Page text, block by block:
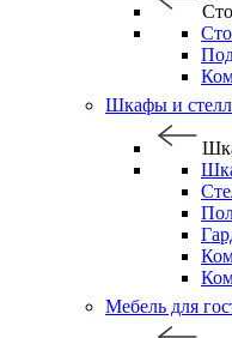
Шкафы и
Мебель для